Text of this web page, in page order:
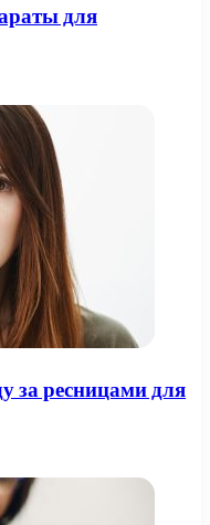
для
за ресницами для